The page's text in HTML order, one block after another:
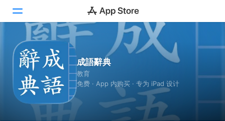
Today
游戏
App
搜索
成語辭典
教育
免费 · App 内购买 · 专为 iPad 设计